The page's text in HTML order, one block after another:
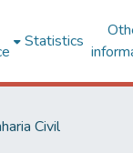
Statistics
Civil